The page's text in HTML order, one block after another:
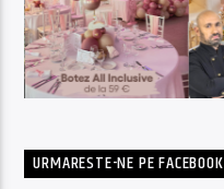
URMARESTE-NE PE FACEBOOK